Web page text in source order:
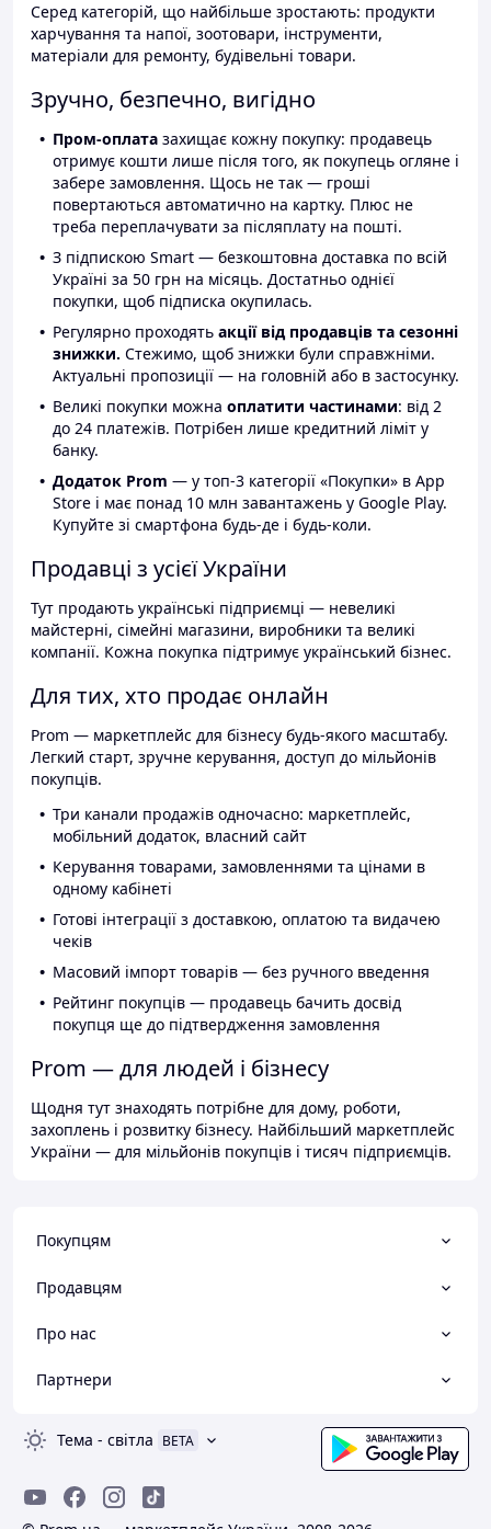
Серед категорій, що найбільше зростають: продукти
харчування та напої, зоотовари, інструменти,
матеріали для ремонту, будівельні товари.
Зручно, безпечно, вигідно
Пром-оплата захищає кожну покупку: продавець
отримує кошти лише після того, як покупець огляне і
забере замовлення. Щось не так — гроші
повертаються автоматично на картку. Плюс не
треба переплачувати за післяплату на пошті.
З підпискою Smart — безкоштовна доставка по всій
Україні за 50 грн на місяць. Достатньо однієї
покупки, щоб підписка окупилась.
Регулярно проходять акції від продавців та сезонні
знижки. Стежимо, щоб знижки були справжніми.
Актуальні пропозиції — на головній або в застосунку.
Великі покупки можна оплатити частинами: від 2
до 24 платежів. Потрібен лише кредитний ліміт у
банку.
Додаток Prom — у топ-3 категорії «Покупки» в App
Store і має понад 10 млн завантажень у Google Play.
Купуйте зі смартфона будь-де і будь-коли.
Продавці з усієї України
Тут продають українські підприємці — невеликі
майстерні, сімейні магазини, виробники та великі
компанії. Кожна покупка підтримує український бізнес.
Для тих, хто продає онлайн
Prom — маркетплейс для бізнесу будь-якого масштабу.
Легкий старт, зручне керування, доступ до мільйонів
покупців.
Три канали продажів одночасно: маркетплейс,
мобільний додаток, власний сайт
Керування товарами, замовленнями та цінами в
одному кабінеті
Готові інтеграції з доставкою, оплатою та видачею
чеків
Масовий імпорт товарів — без ручного введення
Рейтинг покупців — продавець бачить досвід
покупця ще до підтвердження замовлення
Prom — для людей і бізнесу
Щодня тут знаходять потрібне для дому, роботи,
захоплень і розвитку бізнесу. Найбільший маркетплейс
України — для мільйонів покупців і тисяч підприємців.
Покупцям
Продавцям
Про нас
Партнери
Тема - світла BETA